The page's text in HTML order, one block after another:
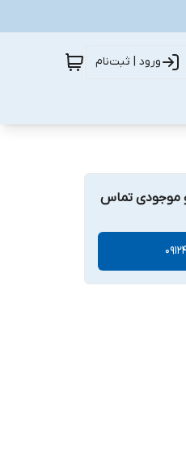
ورود | ثبت‌نام
موجودی تماس